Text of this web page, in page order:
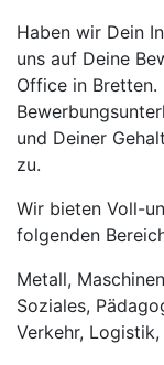
Haben wir Dein
uns auf Deine
Office in Bretten.
und Deiner
zu.
Wir bieten Voll-
folgenden
Metall,
Soziales,
Verkehr,